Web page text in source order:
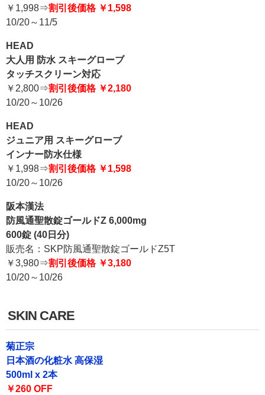
￥1,998⇒割引後価格 ￥1,598
10/20～11/5
HEAD
大人用 防水 スキーグローブ
タッチスクリーン対応
￥2,800⇒割引後価格 ￥2,180
10/20～10/26
HEAD
ジュニア用 スキーグローブ
インナー防水仕様
￥1,998⇒割引後価格 ￥1,598
10/20～10/26
阪本漢法
防風通聖散錠ゴールドZ 6,000mg
600錠 (40日分)
販売名：SKP防風通聖散錠ゴールドZ5T
￥3,980⇒割引後価格 ￥3,180
10/20～10/26
SKIN CARE
菊正宗
日本酒の化粧水 高保湿
500ml x 2本
￥260 OFF